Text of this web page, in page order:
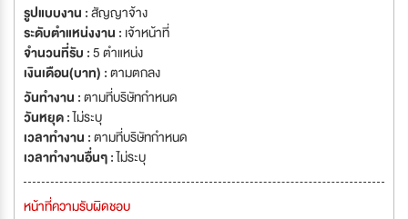
รูปแบบงาน :สัญญาจ้าง
ระดับตำแหน่งงาน : เจ้าหน้าที่
จำนวนที่รับ :5 ตำแหน่ง
เงินเดือน(บาท) :ตามตกลง
วันทำงาน :ตามที่บริษัทกำหนด
วันหยุด :ไม่ระบุ
เวลาทำงาน :ตามที่บริษัทกำหนด
เวลาทำงานอื่นๆ :ไม่ระบุ
หน้าที่ความรับผิดชอบ